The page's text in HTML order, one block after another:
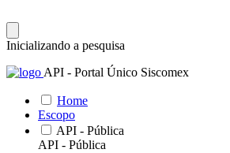
Inicializando a pesquisa
API - Portal Único Siscomex
Home
Escopo
API - Pública
API - Pública